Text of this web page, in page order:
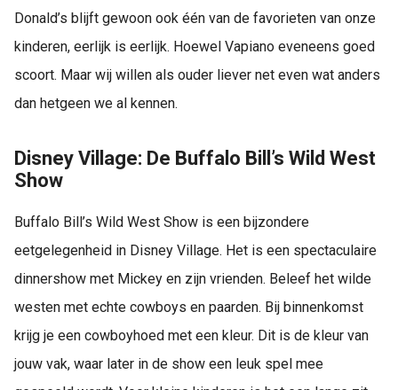
Donald’s blijft gewoon ook één van de favorieten van onze
kinderen, eerlijk is eerlijk. Hoewel Vapiano eveneens goed
scoort. Maar wij willen als ouder liever net even wat anders
dan hetgeen we al kennen.
Disney Village: De Buffalo Bill’s Wild West
Show
Buffalo Bill’s Wild West Show is een bijzondere
eetgelegenheid in Disney Village. Het is een spectaculaire
dinnershow met Mickey en zijn vrienden. Beleef het wilde
westen met echte cowboys en paarden. Bij binnenkomst
krijg je een cowboyhoed met een kleur. Dit is de kleur van
jouw vak, waar later in de show een leuk spel mee